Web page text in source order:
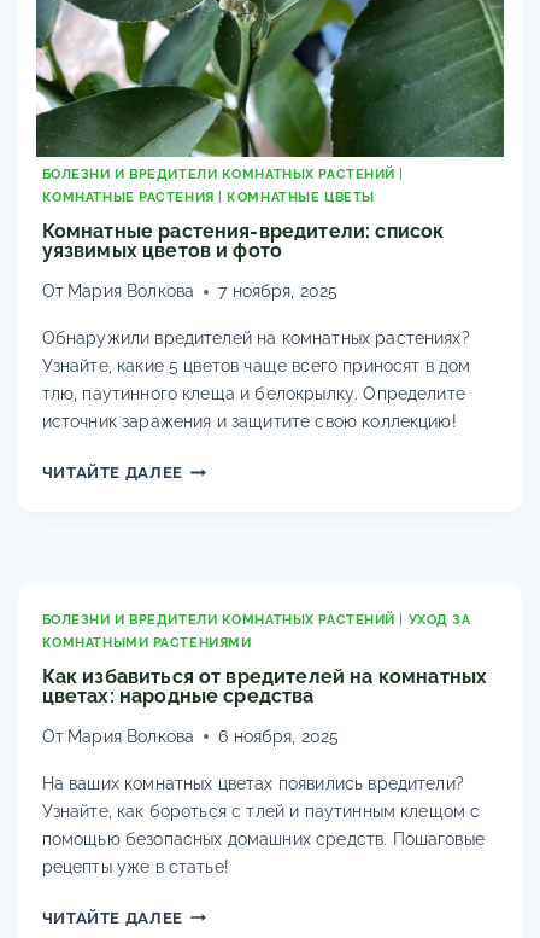
БОЛЕЗНИ И ВРЕДИТЕЛИ КОМНАТНЫХ РАСТЕНИЙ |
КОМНАТНЫЕ РАСТЕНИЯ |КОМНАТНЫЕ ЦВЕТЫ
Комнатные растения-вредители: список
уязвимых цветов и фото
От Мария Волкова 7 ноября, 2025
Обнаружили вредителей на комнатных растениях?
Узнайте, какие 5 цветов чаще всего приносят в дом
тлю, паутинного клеща и белокрылку. Определите
источник заражения и защитите свою коллекцию!
ЧИТАЙТЕ ДАЛЕЕКОМНАТНЫЕ
И
ФОТО
БОЛЕЗНИ И ВРЕДИТЕЛИ КОМНАТНЫХ РАСТЕНИЙ | УХОД ЗА
КОМНАТНЫМИ РАСТЕНИЯМИ
Как избавиться от вредителей на комнатных
цветах: народные средства
От Мария Волкова 6 ноября, 2025
На ваших комнатных цветах появились вредители?
Узнайте, как бороться с тлей и паутинным клещом с
помощью безопасных домашних средств. Пошаговые
рецепты уже в статье!
ЧИТАЙТЕ ДАЛЕЕКАК